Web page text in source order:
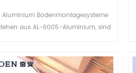
Aluminium Bodenmontagesysteme
aus AL-6005-Aluminium, sind
auf.